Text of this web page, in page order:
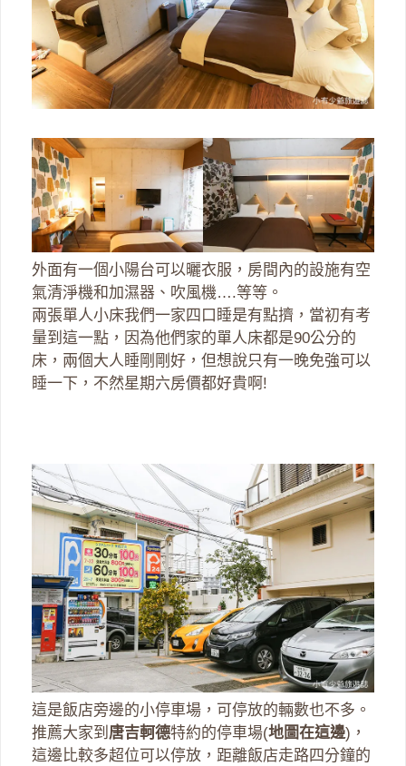
外面有一個小陽台可以曬衣服，房間內的設施有空
氣清淨機和加濕器、吹風機….等等。
兩張單人小床我們一家四口睡是有點擠，當初有考
量到這一點，因為他們家的單人床都是90公分的
床，兩個大人睡剛剛好，但想說只有一晚免強可以
睡一下，不然星期六房價都好貴啊!
這是飯店旁邊的小停車場，可停放的輛數也不多。
推薦大家到 唐吉軻德特約的停車場(地圖在這邊)，
這邊比較多超位可以停放，距離飯店走路四分鐘的